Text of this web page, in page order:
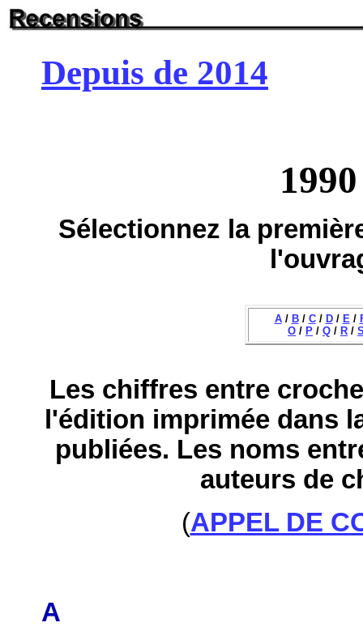
Depuis de 2014
1990
Sélectionnez la
A/ B/ C/ D/ E/
O / P / Q / R /
Les chiffres entre
l'édition imprimée dans
publiées. Les noms
auteurs de
(APPEL DE
A